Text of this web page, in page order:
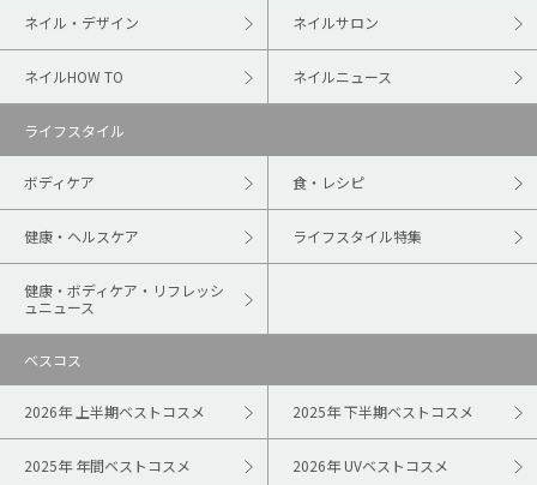
ネイル・デザイン ネイルサロン
ネイルHOW TO ネイルニュース
ライフスタイル
ボディケア 食・レシピ
健康・ヘルスケア ライフスタイル特集
健康・ボディケア・リフレッシ
ュニュース
ベスコス
2026年 上半期ベストコスメ 2025年 下半期ベストコスメ
2025年 年間ベストコスメ 2026年 UVベストコスメ